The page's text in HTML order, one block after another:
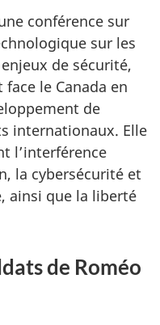
conférence sur
sur les
de sécurité,
le Canada en
de
internationaux. Elle
l’interférence
la cybersécurité et
ainsi que la liberté
de Roméo